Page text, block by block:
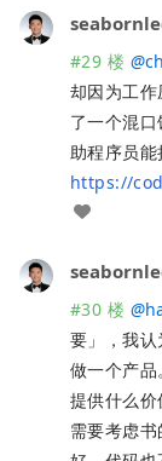
#29 楼 @
却因为工
了一个混
助程序员能
https://
#30 楼 @
要」，我
做一个产
提供什么
需要考虑